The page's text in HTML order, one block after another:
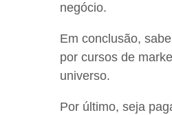
negócio.
Em conclusão,
por cursos de
universo.
Por último, seja